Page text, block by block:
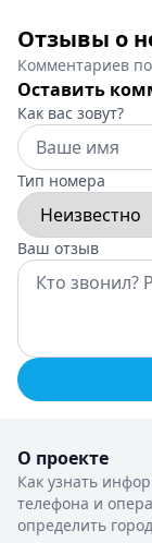
Отзывы о
Комментариев
Оставить
Как вас зовут?
Тип номера
Ваш отзыв
О проекте
Как узнать
телефона и
определить